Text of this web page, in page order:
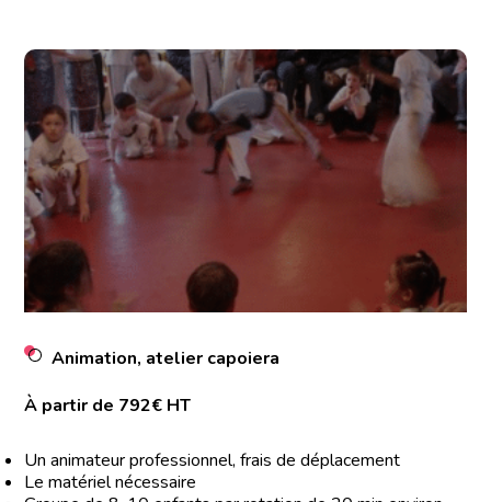
Animation, atelier capoiera
À partir de 792€ HT
Un animateur professionnel, frais de déplacement
Le matériel nécessaire